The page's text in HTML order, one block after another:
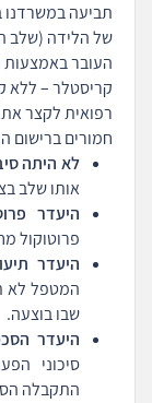
תביעה במשרדנו
של הלידה (שלב
העובר באמצעות
קריסטלר – ללא
רפואית לקצר
חמורים ברישום
לא היתה
אותו שלב
היעדר
פרוטוקול
היעדר
המטפל לא
שבו בוצעה.
היעדר
סיכוני
התקבלה